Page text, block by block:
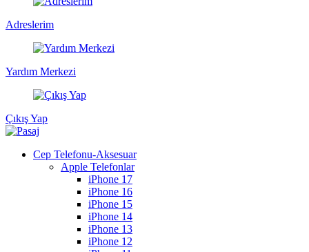
Adreslerim
Yardım Merkezi
Çıkış Yap
Cep Telefonu-Aksesuar
Apple Telefonlar
iPhone 17
iPhone 16
iPhone 15
iPhone 14
iPhone 13
iPhone 12